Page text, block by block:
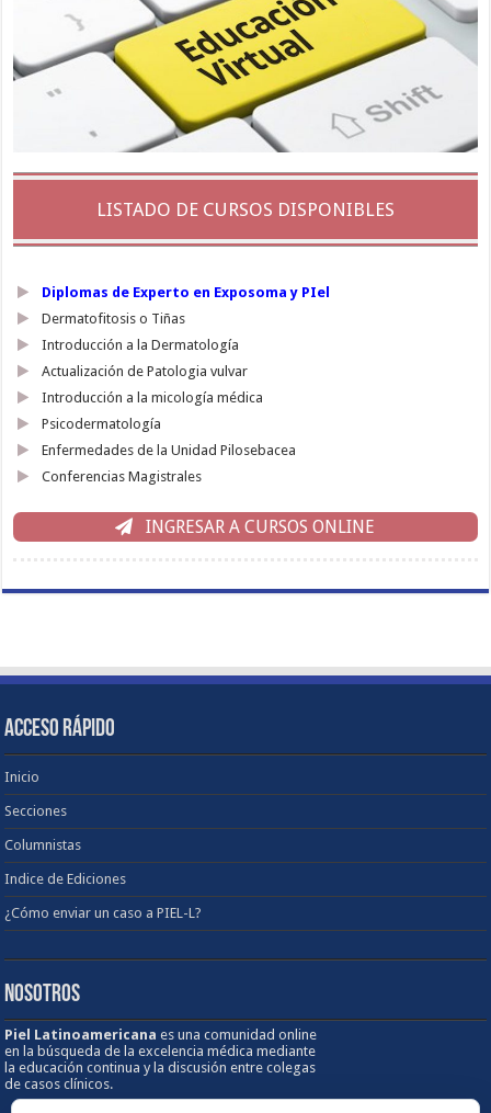
LISTADO DE CURSOS DISPONIBLES
Diplomas de Experto en Exposoma y PIel
Dermatofitosis o Tiñas
Introducción a la Dermatología
Actualización de Patologia vulvar
Introducción a la micología médica
Psicodermatología
Enfermedades de la Unidad Pilosebacea
Conferencias Magistrales
INGRESAR A CURSOS ONLINE
ACCESO RÁPIDO
Inicio
Secciones
Columnistas
Indice de Ediciones
¿Cómo enviar un caso a PIEL-L?
NOSOTROS
Piel Latinoamericanaes una comunidad online
en la búsqueda de la excelencia médica mediante
la educación continua y la discusión entre colegas
de casos clínicos.